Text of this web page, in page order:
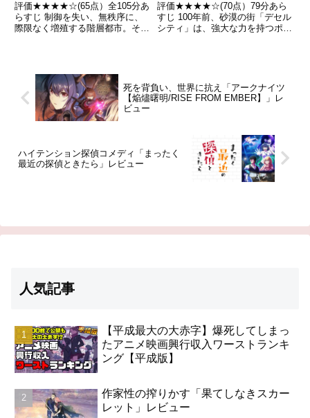
評価★★★★☆(65点）全105分あ
らすじ 制御を失い、無秩序に、
際限なく増殖する階層都市。その
Wikipedia
評価★★★★☆(70点）79分あら
すじ 100年前、砂漠の街「デセル
シティ」は、強大な力を持つポケ
ィの人々は平穏な時間を...
死を背負い、世界に抗え「アークナイツ
【焔燼曙明/RISE FROM EMBER】」レ
ビュー
ハイテンション探偵コメディ「まったく
最近の探偵ときたら」レビュー
人気記事
【平成最大の大赤字】爆死してしまっ
たアニメ映画興行収入ワーストランキ
ング【平成版】
作家性の搾りかす「果てしなきスカー
レット」レビュー